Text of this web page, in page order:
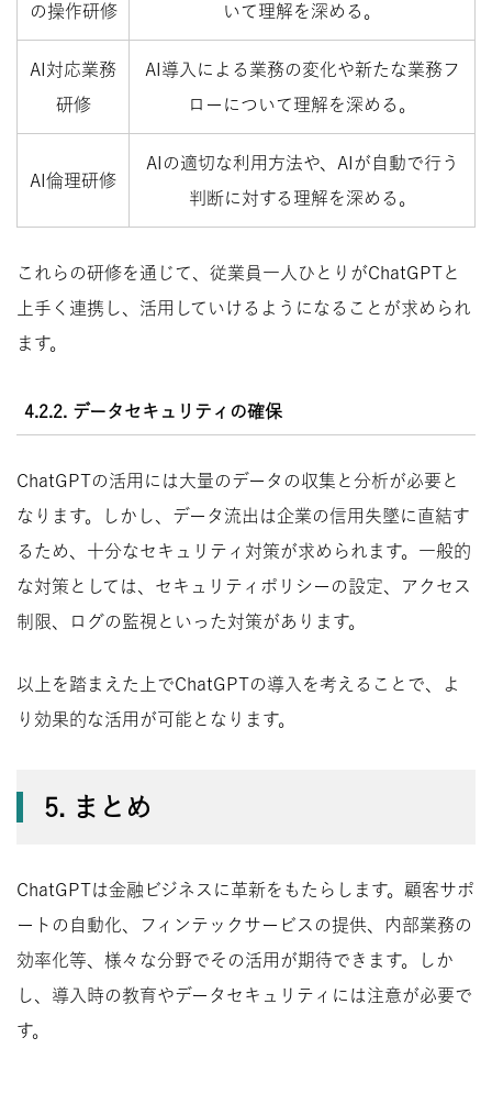
の操作研修
いて理解を深める。
AI対応業務
研修
AI導入による業務の変化や新たな業務フ
ローについて理解を深める。
AI倫理研修
AIの適切な利用方法や、AIが自動で行う
判断に対する理解を深める。
これらの研修を通じて、従業員一人ひとりがChatGPTと
上手く連携し、活用していけるようになることが求められ
ます。
4.2.2. データセキュリティの確保
ChatGPTの活用には大量のデータの収集と分析が必要と
なります。しかし、データ流出は企業の信用失墜に直結す
るため、十分なセキュリティ対策が求められます。一般的
な対策としては、セキュリティポリシーの設定、アクセス
制限、ログの監視といった対策があります。
以上を踏まえた上でChatGPTの導入を考えることで、よ
り効果的な活用が可能となります。
5. まとめ
ChatGPTは金融ビジネスに革新をもたらします。顧客サポ
ートの自動化、フィンテックサービスの提供、内部業務の
効率化等、様々な分野でその活用が期待できます。しか
し、導入時の教育やデータセキュリティには注意が必要で
す。